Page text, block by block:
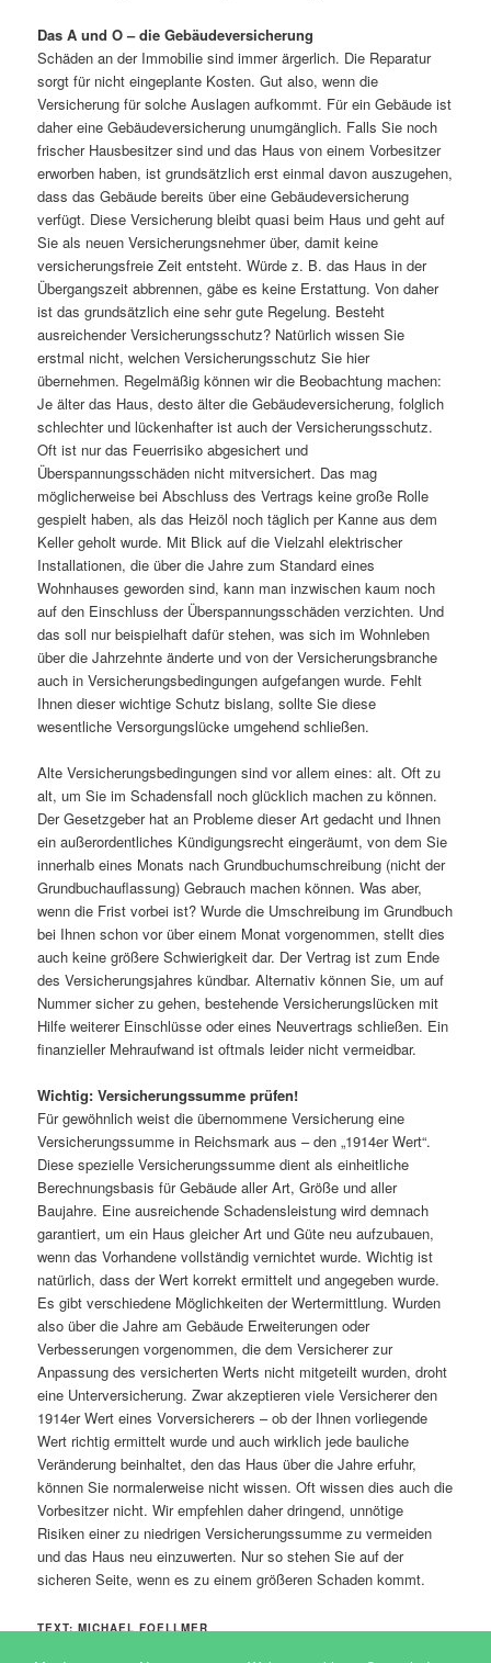
Das A und O – die Gebäudeversicherung
Schäden an der Immobilie sind immer ärgerlich. Die Reparatur
sorgt für nicht eingeplante Kosten. Gut also, wenn die
Versicherung für solche Auslagen aufkommt. Für ein Gebäude ist
daher eine Gebäudeversicherung unumgänglich. Falls Sie noch
frischer Hausbesitzer sind und das Haus von einem Vorbesitzer
erworben haben, ist grundsätzlich erst einmal davon auszugehen,
dass das Gebäude bereits über eine Gebäudeversicherung
verfügt. Diese Versicherung bleibt quasi beim Haus und geht auf
Sie als neuen Versicherungsnehmer über, damit keine
versicherungsfreie Zeit entsteht. Würde z. B. das Haus in der
Übergangszeit abbrennen, gäbe es keine Erstattung. Von daher
ist das grundsätzlich eine sehr gute Regelung. Besteht
ausreichender Versicherungsschutz? Natürlich wissen Sie
erstmal nicht, welchen Versicherungsschutz Sie hier
übernehmen. Regelmäßig können wir die Beobachtung machen:
Je älter das Haus, desto älter die Gebäudeversicherung, folglich
schlechter und lückenhafter ist auch der Versicherungsschutz.
Oft ist nur das Feuerrisiko abgesichert und
Überspannungsschäden nicht mitversichert. Das mag
möglicherweise bei Abschluss des Vertrags keine große Rolle
gespielt haben, als das Heizöl noch täglich per Kanne aus dem
Keller geholt wurde. Mit Blick auf die Vielzahl elektrischer
Installationen, die über die Jahre zum Standard eines
Wohnhauses geworden sind, kann man inzwischen kaum noch
auf den Einschluss der Überspannungsschäden verzichten. Und
das soll nur beispielhaft dafür stehen, was sich im Wohnleben
über die Jahrzehnte änderte und von der Versicherungsbranche
auch in Versicherungsbedingungen aufgefangen wurde. Fehlt
Ihnen dieser wichtige Schutz bislang, sollte Sie diese
wesentliche Versorgungslücke umgehend schließen.
Alte Versicherungsbedingungen sind vor allem eines: alt. Oft zu
alt, um Sie im Schadensfall noch glücklich machen zu können.
Der Gesetzgeber hat an Probleme dieser Art gedacht und Ihnen
ein außerordentliches Kündigungsrecht eingeräumt, von dem Sie
innerhalb eines Monats nach Grundbuchumschreibung (nicht der
Grundbuchauflassung) Gebrauch machen können. Was aber,
wenn die Frist vorbei ist? Wurde die Umschreibung im Grundbuch
bei Ihnen schon vor über einem Monat vorgenommen, stellt dies
auch keine größere Schwierigkeit dar. Der Vertrag ist zum Ende
des Versicherungsjahres kündbar. Alternativ können Sie, um auf
Nummer sicher zu gehen, bestehende Versicherungslücken mit
Hilfe weiterer Einschlüsse oder eines Neuvertrags schließen. Ein
finanzieller Mehraufwand ist oftmals leider nicht vermeidbar.
Wichtig: Versicherungssumme prüfen!
Für gewöhnlich weist die übernommene Versicherung eine
Versicherungssumme in Reichsmark aus – den „1914er Wert“.
Diese spezielle Versicherungssumme dient als einheitliche
Berechnungsbasis für Gebäude aller Art, Größe und aller
Baujahre. Eine ausreichende Schadensleistung wird demnach
garantiert, um ein Haus gleicher Art und Güte neu aufzubauen,
wenn das Vorhandene vollständig vernichtet wurde. Wichtig ist
natürlich, dass der Wert korrekt ermittelt und angegeben wurde.
Es gibt verschiedene Möglichkeiten der Wertermittlung. Wurden
also über die Jahre am Gebäude Erweiterungen oder
Verbesserungen vorgenommen, die dem Versicherer zur
Anpassung des versicherten Werts nicht mitgeteilt wurden, droht
eine Unterversicherung. Zwar akzeptieren viele Versicherer den
1914er Wert eines Vorversicherers – ob der Ihnen vorliegende
Wert richtig ermittelt wurde und auch wirklich jede bauliche
Veränderung beinhaltet, den das Haus über die Jahre erfuhr,
können Sie normalerweise nicht wissen. Oft wissen dies auch die
Vorbesitzer nicht. Wir empfehlen daher dringend, unnötige
Risiken einer zu niedrigen Versicherungssumme zu vermeiden
und das Haus neu einzuwerten. Nur so stehen Sie auf der
sicheren Seite, wenn es zu einem größeren Schaden kommt.
TEXT: MICHAEL FOELLMER